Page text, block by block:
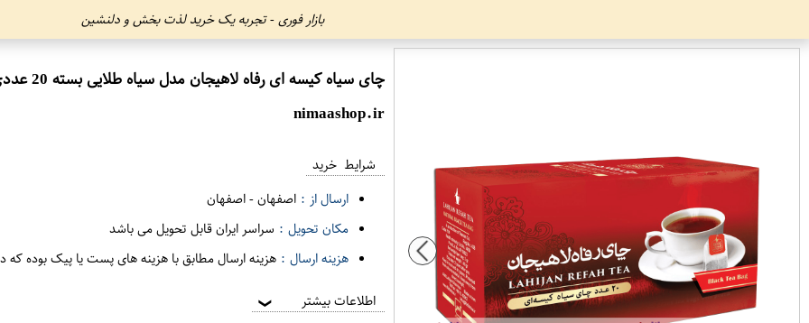
بازار فوری - تجربه یک خرید لذت بخش و دلنشین
چای سیاه کیسه ای رفاه لاهیجان مدل سیاه طلایی بسته 20 عددی
nimaashop.ir
شرایط خرید
ارسال از : اصفهان-اصفهان
مکان تحویل : سراسر ایران قابل تحویل می باشد
هزینه ارسال : هزینه ارسال مطابق با هزینه های پست یا پیک بوده
اطلاعات بیشتر ❯